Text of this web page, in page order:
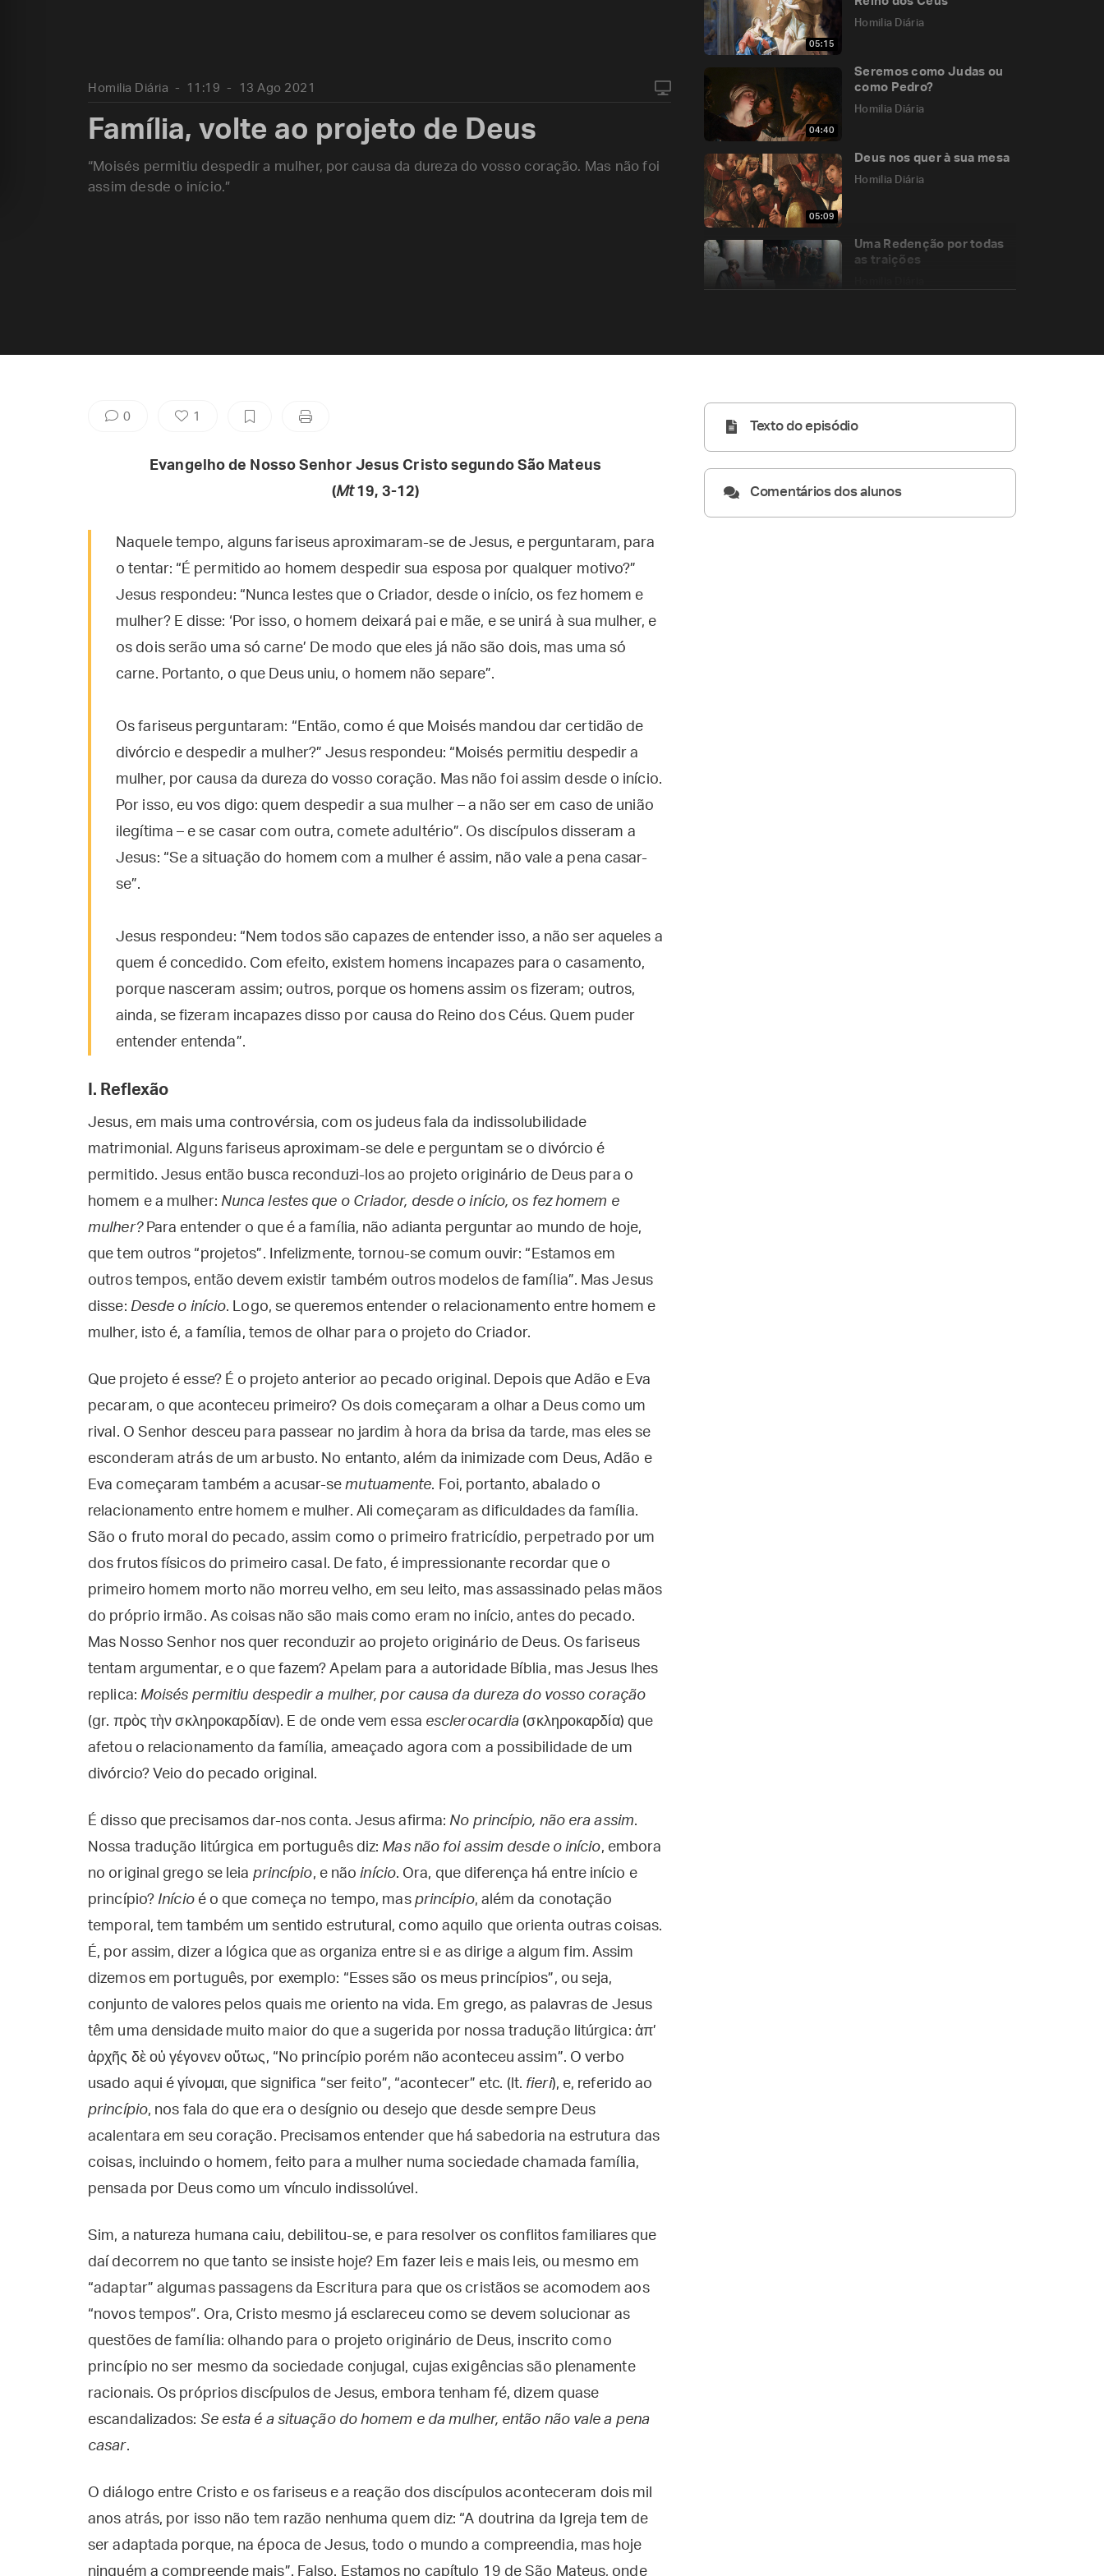
05:15
Homilia Diária
04:40
Seremos como Judas ou
como Pedro?
Homilia Diária
05:09
Deus nos quer à sua mesa
Homilia Diária
Uma Redenção por todas
as traições
Homilia Diária 11:19 13 Ago 2021
Família, volte ao projeto de Deus
“Moisés permitiu despedir a mulher, por causa da dureza do vosso coração. Mas não foi
assim desde o início.”
0 1
Evangelho de Nosso Senhor Jesus Cristo segundo São Mateus
(Mt19, 3-12)
Naquele tempo, alguns fariseus aproximaram-se de Jesus, e perguntaram, para
o tentar: “É permitido ao homem despedir sua esposa por qualquer motivo?”
Jesus respondeu: “Nunca lestes que o Criador, desde o início, os fez homem e
mulher? E disse: ‘Por isso, o homem deixará pai e mãe, e se unirá à sua mulher, e
os dois serão uma só carne’ De modo que eles já não são dois, mas uma só
carne. Portanto, o que Deus uniu, o homem não separe”.
Os fariseus perguntaram: “Então, como é que Moisés mandou dar certidão de
divórcio e despedir a mulher?” Jesus respondeu: “Moisés permitiu despedir a
mulher, por causa da dureza do vosso coração. Mas não foi assim desde o início.
Por isso, eu vos digo: quem despedir a sua mulher – a não ser em caso de união
ilegítima – e se casar com outra, comete adultério”. Os discípulos disseram a
Jesus: “Se a situação do homem com a mulher é assim, não vale a pena casar-
se”.
Jesus respondeu: “Nem todos são capazes de entender isso, a não ser aqueles a
quem é concedido. Com efeito, existem homens incapazes para o casamento,
porque nasceram assim; outros, porque os homens assim os fizeram; outros,
ainda, se fizeram incapazes disso por causa do Reino dos Céus. Quem puder
entender entenda”.
I. Reflexão
Jesus, em mais uma controvérsia, com os judeus fala da indissolubilidade
matrimonial. Alguns fariseus aproximam-se dele e perguntam se o divórcio é
permitido. Jesus então busca reconduzi-los ao projeto originário de Deus para o
homem e a mulher: Nunca lestes que o Criador, desde o início, os fez homem e
mulher?Para entender o que é a família, não adianta perguntar ao mundo de hoje,
que tem outros “projetos”. Infelizmente, tornou-se comum ouvir: “Estamos em
outros tempos, então devem existir também outros modelos de família”. Mas Jesus
disse: Desde o início. Logo, se queremos entender o relacionamento entre homem e
mulher, isto é, a família, temos de olhar para o projeto do Criador.
Que projeto é esse? É o projeto anterior ao pecado original. Depois que Adão e Eva
pecaram, o que aconteceu primeiro? Os dois começaram a olhar a Deus como um
rival. O Senhor desceu para passear no jardim à hora da brisa da tarde, mas eles se
esconderam atrás de um arbusto. No entanto, além da inimizade com Deus, Adão e
Eva começaram também a acusar-semutuamente. Foi, portanto, abalado o
relacionamento entre homem e mulher. Ali começaram as dificuldades da família.
São o fruto moral do pecado, assim como o primeiro fratricídio, perpetrado por um
dos frutos físicos do primeiro casal. De fato, é impressionante recordar que o
primeiro homem morto não morreu velho, em seu leito, mas assassinado pelas mãos
do próprio irmão. As coisas não são mais como eram no início, antes do pecado.
Mas Nosso Senhor nos quer reconduzir ao projeto originário de Deus. Os fariseus
tentam argumentar, e o que fazem? Apelam para a autoridade Bíblia, mas Jesus lhes
replica: Moisés permitiu despedir a mulher, por causa da dureza do vosso coração
(gr. πρὸς τὴν σκληροκαρδίαν). E de onde vem essa esclerocardia (σκληροκαρδία) que
afetou o relacionamento da família, ameaçado agora com a possibilidade de um
divórcio? Veio do pecado original.
É disso que precisamos dar-nos conta. Jesus afirma:No princípio, não era assim.
Nossa tradução litúrgica em português diz:Mas não foi assim desde o início, embora
no original grego se leia princípio, e nãoinício. Ora, que diferença há entre início e
princípio?Inícioé o que começa no tempo, mas princípio, além da conotação
temporal, tem também um sentido estrutural, como aquilo que orienta outras coisas.
É, por assim, dizer a lógica que as organiza entre si e as dirige a algum fim. Assim
dizemos em português, por exemplo: “Esses são os meus princípios”, ou seja,
conjunto de valores pelos quais me oriento na vida. Em grego, as palavras de Jesus
têm uma densidade muito maior do que a sugerida por nossa tradução litúrgica: ἀπ’
ἀρχῆς δὲ οὐ γέγονεν οὕτως, “No princípio porém não aconteceu assim”. O verbo
usado aqui é γίνομαι, que significa “ser feito”, “acontecer” etc. (lt. fieri), e, referido ao
princípio, nos fala do que era o desígnio ou desejo que desde sempre Deus
acalentara em seu coração. Precisamos entender que há sabedoria na estrutura das
coisas, incluindo o homem, feito para a mulher numa sociedade chamada família,
pensada por Deus como um vínculo indissolúvel.
Sim, a natureza humana caiu, debilitou-se, e para resolver os conflitos familiares que
daí decorrem no que tanto se insiste hoje? Em fazer leis e mais leis, ou mesmo em
“adaptar” algumas passagens da Escritura para que os cristãos se acomodem aos
“novos tempos”. Ora, Cristo mesmo já esclareceu como se devem solucionar as
questões de família: olhando para o projeto originário de Deus, inscrito como
princípio no ser mesmo da sociedade conjugal, cujas exigências são plenamente
racionais. Os próprios discípulos de Jesus, embora tenham fé, dizem quase
escandalizados: Se esta é a situação do homem e da mulher, então não vale a pena
casar.
O diálogo entre Cristo e os fariseus e a reação dos discípulos aconteceram dois mil
anos atrás, por isso não tem razão nenhuma quem diz: “A doutrina da Igreja tem de
ser adaptada porque, na época de Jesus, todo o mundo a compreendia, mas hoje
ninguém a compreende mais”. Falso. Estamos no capítulo 19 de São Mateus, onde
Texto do episódio
Comentários dos alunos